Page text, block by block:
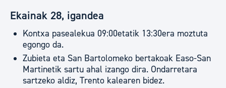
Ekainak 28, igandea
Kontxa pasealekua 09:00etatik 13:30era moztuta
egongo da.
Zubieta eta San Bartolomeko bertakoak Easo-San
Martinetik sartu ahal izango dira. Ondarretara
sartzeko aldiz, Trento kalearen bidez.